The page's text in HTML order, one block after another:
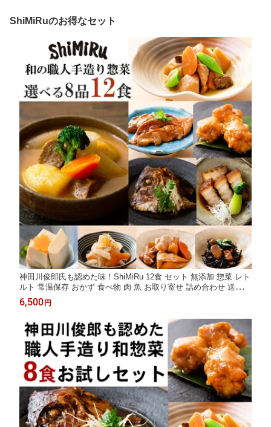
ゃぶ 高級 和食 真空パッ
ク 宅配
和食 煮物 料理 個食 角煮
肉じゃが 無添加食品 オ
ードブル おつまみ 大阪
味源
ShiMiRuのお得なセット
神田川俊郎氏も認めた味！ShiMiRu 12食 セット 無添加 惣菜 レト
ルト 常温保存 おかず 食べ物 肉 魚 お取り寄せ 詰め合わせ 送料無
料 高級 食品 和食 煮物 料理 個食 角煮 肉じゃが 無添加食品 オー
ドブル おつまみ 大阪味源
6,500 円